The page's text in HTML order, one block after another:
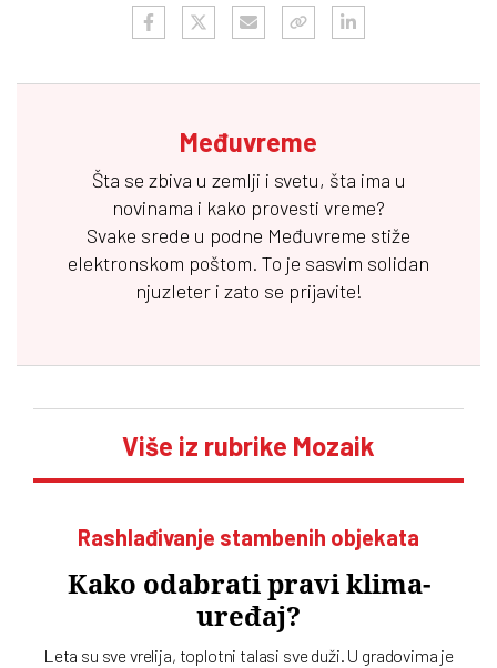
Međuvreme
Šta se zbiva u zemlji i svetu, šta ima u
novinama i kako provesti vreme?
Svake srede u podne Međuvreme stiže
elektronskom poštom. To je sasvim solidan
njuzleter i zato se prijavite!
Više iz rubrike Mozaik
Rashlađivanje stambenih objekata
Kako odabrati pravi klima-
uređaj?
Leta su sve vrelija, toplotni talasi sve duži. U gradovima je